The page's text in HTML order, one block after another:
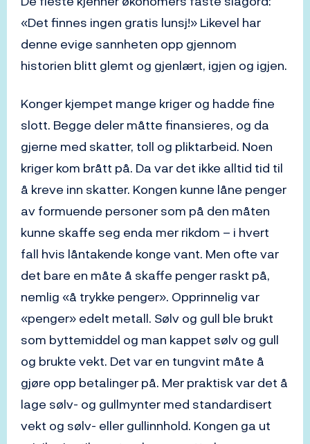
«Det finnes ingen gratis lunsj!» Likevel har
denne evige sannheten opp gjennom
historien blitt glemt og gjenlært, igjen og igjen.
Konger kjempet mange kriger og hadde fine
slott. Begge deler måtte finansieres, og da
gjerne med skatter, toll og pliktarbeid. Noen
kriger kom brått på. Da var det ikke alltid tid til
å kreve inn skatter. Kongen kunne låne penger
av formuende personer som på den måten
kunne skaffe seg enda mer rikdom – i hvert
fall hvis låntakende konge vant. Men ofte var
det bare en måte å skaffe penger raskt på,
nemlig «å trykke penger». Opprinnelig var
«penger» edelt metall. Sølv og gull ble brukt
som byttemiddel og man kappet sølv og gull
og brukte vekt. Det var en tungvint måte å
gjøre opp betalinger på. Mer praktisk var det å
lage sølv- og gullmynter med standardisert
vekt og sølv- eller gullinnhold. Kongen ga ut